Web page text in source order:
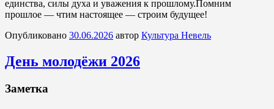
единства, силы духа и уважения к прошлому.Помним
прошлое — чтим настоящее — строим будущее!
Опубликовано 30.06.2026 автор Культура Невель
День молодёжи 2026
Заметка